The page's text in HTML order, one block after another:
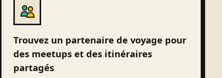
Trouvez un partenaire de voyage pour
des meetups et des itinéraires
partagés